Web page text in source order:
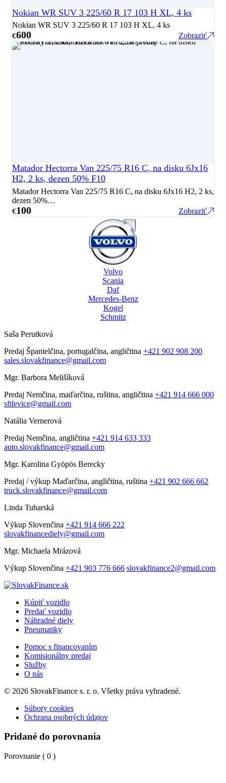
Nokian WR SUV 3 225/60 R 17 103 H XL, 4 ks
Nokian WR SUV 3 225/60 R 17 103 H XL, 4 ks
€600 Zobraziť
Matador Hectorra Van 225/75 R16 C, na disku 6Jx16
H2, 2 ks, dezen 50% F10
Matador Hectorra Van 225/75 R16 C, na disku 6Jx16 H2, 2 ks,
dezen 50%…
€100 Zobraziť
Volvo
Scania
Daf
Mercedes-Benz
Kogel
Schmitz
Saša Perutková
Predaj Španielčina, portugalčina, angličtina +421 902 908 200
sales.slovakfinance@gmail.com
Mgr. Barbora Melišíková
Predaj Nemčina, maďarčina, ruština, angličtina +421 914 666 000
sftlevice@gmail.com
Natália Vernerová
Predaj Nemčina, angličtina +421 914 633 333
auto.slovakfinance@gmail.com
Mgr. Karolina Gyöpös Berecky
Predaj / výkup Maďarčina, angličtina, ruština +421 902 666 662
truck.slovakfinance@gmail.com
Linda Tuharská
Výkup Slovenčina +421 914 666 222
slovakfinancediely@gmail.com
Mgr. Michaela Mrázová
Výkup Slovenčina +421 903 776 666 slovakfinance2@gmail.com
Kúpiť vozidlo
Predať vozidlo
Náhradné diely
Pneumatiky
Pomoc s financovaním
Komisionálny predaj
Služby
O nás
© 2026 SlovakFinance s. r. o. Všetky práva vyhradené.
Súbory cookies
Ochrana osobných údajov
Pridané do porovnania
Porovnanie ( 0 )